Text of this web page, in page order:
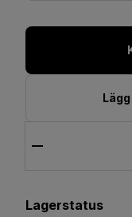
Lagerstatus